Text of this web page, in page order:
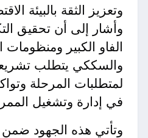
وتعزيز الثقة بالبيئة
وأشار إلى أن تحقيق
الفاو الكبير ومنظومات
والسككي يتطلب
لمتطلبات المرحلة
في إدارة وتشغيل
وتأتي هذه الجهود